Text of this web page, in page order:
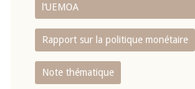
l‘UEMOA
Rapport sur la politique monétaire
Note thématique